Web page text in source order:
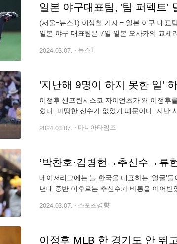
일본 야구대표팀, '팀 퍼펙트'
(서울=뉴스1) 이상철 기자 = 일본 야구 대표
일본 야구 대표팀은 7일 일본 오사카의 교세
2024.03.07. 뉴스1
이정후 샌프란시스코 자이언츠가 왜 이정후
혔다. 마땅한 선수가 없었기 때문이다. 지난
2024.03.07. 마니아타임즈
메이저리그에는 늘 한국을 대표하는 ‘얼굴’
년대 중반 이후로는 추신수가 바통을 이어받
2024.03.07. 스포츠경향